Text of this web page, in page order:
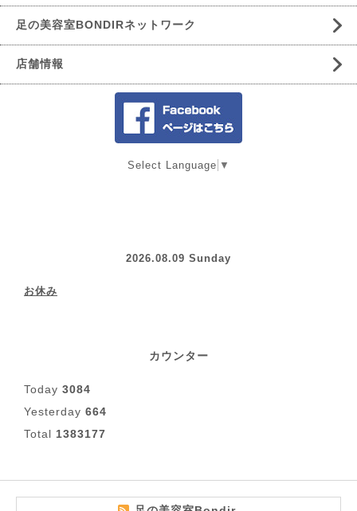
足の美容室BONDIRネットワーク
店舗情報
Select Language ▼
2026.08.09 Sunday
お休み
カウンター
Today 3084
Yesterday 664
Total 1383177